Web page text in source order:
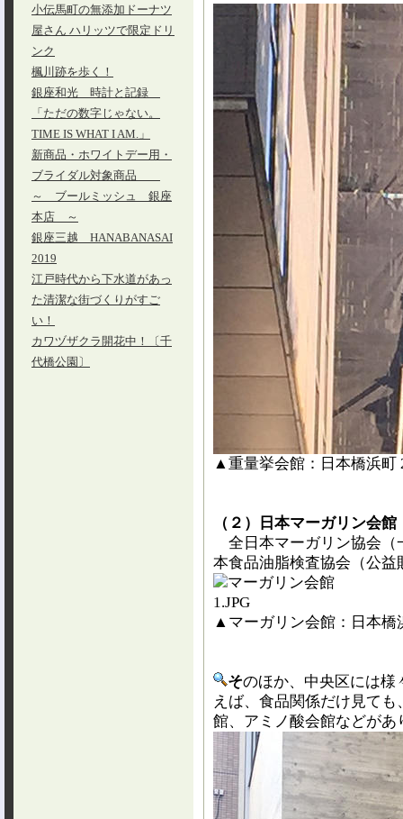
小伝馬町の無添加ドーナツ
屋さん ハリッツで限定ドリ
ンク
楓川跡を歩く！
銀座和光 時計と記録
「ただの数字じゃない。
TIME IS WHAT I AM.」
新商品・ホワイトデー用・
ブライダル対象商品
～ ブールミッシュ 銀座
本店 ～
銀座三越 HANABANASAI
2019
江戸時代から下水道があっ
た清潔な街づくりがすご
い！
カワヅザクラ開花中！〔千
代橋公園〕
▲重量挙会館：日本橋浜町
（２）日本マーガリン会館
全日本マーガリン協会（
本食品油脂検査協会（公
▲マーガリン会館：日本
そのほか、中央区には様
えば、食品関係だけ見て
館、アミノ酸会館などがあ